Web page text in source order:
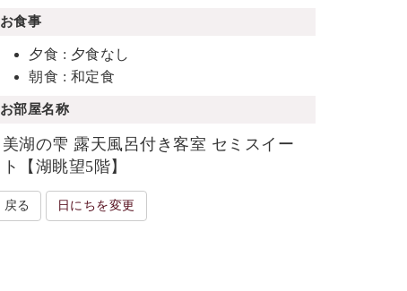
お食事
夕食 : 夕食なし
朝食 : 和定食
お部屋名称
美湖の雫 露天風呂付き客室 セミスイー
ト【湖眺望5階】
戻る 日にちを変更